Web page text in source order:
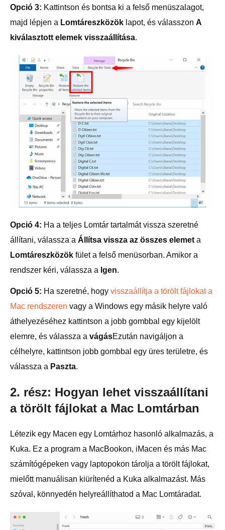
Opció 3: Kattintson és bontsa ki a felső menüszalagot,
majd lépjen a Lomtáreszközök lapot, és válasszon A
kiválasztott elemek visszaállítása.
Opció 4: Ha a teljes Lomtár tartalmát vissza szeretné
állítani, válassza a Állítsa vissza az összes elemet a
Lomtáreszközök fület a felső menüsorban. Amikor a
rendszer kéri, válassza a Igen.
Opció 5: Ha szeretné, hogy visszaállítja a törölt fájlokat a
Mac rendszeren vagy a Windows egy másik helyre való
áthelyezéséhez kattintson a jobb gombbal egy kijelölt
elemre, és válassza a vágásEzután navigáljon a
célhelyre, kattintson jobb gombbal egy üres területre, és
válassza a Paszta.
2. rész: Hogyan lehet visszaállítani
a törölt fájlokat a Mac Lomtárban
Létezik egy Macen egy Lomtárhoz hasonló alkalmazás, a
Kuka. Ez a program a MacBookon, iMacen és más Mac
számítógépeken vagy laptopokon tárolja a törölt fájlokat,
mielőtt manuálisan kiürítenéd a Kuka alkalmazást. Más
szóval, könnyedén helyreállíthatod a Mac Lomtáradat.